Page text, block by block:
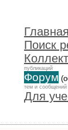
Главная
Поиск
публикаций
Форум
тем и сообщений
Для